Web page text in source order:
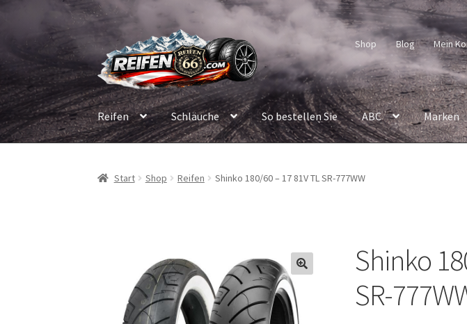
Navigation
springen
Inhalt
springen
Shop Blog Mein
Reifen Schläuche So bestellen Sie ABC Marken
Start Shop Reifen Shinko 180/60 – 17 81V TL SR-777WW
Shinko
SR-